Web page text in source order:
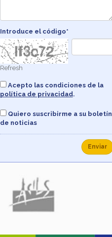
Introduce el código*
Refresh
Acepto las condiciones de la
política de privacidad.
Quiero suscribirme a su boletín
de noticias
Enviar